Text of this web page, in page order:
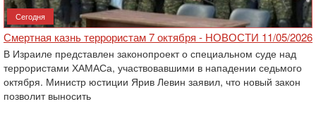
Сегодня
Смертная казнь террористам 7 октября - НОВОСТИ 11/05/2026
В Израиле представлен законопроект о специальном суде над
террористами ХАМАСа, участвовавшими в нападении седьмого
октября. Министр юстиции Ярив Левин заявил, что новый закон
позволит выносить